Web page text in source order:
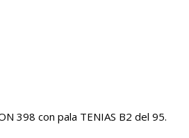
398 con pala TENIAS B2 del 95.